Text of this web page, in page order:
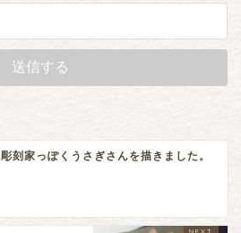
彫刻家っぽくうさぎさんを描きました。